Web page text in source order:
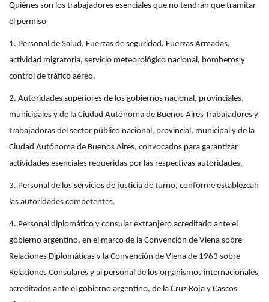
Quiénes son los trabajadores esenciales que no tendrán que tramitar
el permiso
1. Personal de Salud, Fuerzas de seguridad, Fuerzas Armadas,
actividad migratoria, servicio meteorológico nacional, bomberos y
control de tráfico aéreo.
2. Autoridades superiores de los gobiernos nacional, provinciales,
municipales y de la Ciudad Autónoma de Buenos Aires Trabajadores y
trabajadoras del sector público nacional, provincial, municipal y de la
Ciudad Autónoma de Buenos Aires, convocados para garantizar
actividades esenciales requeridas por las respectivas autoridades.
3. Personal de los servicios de justicia de turno, conforme establezcan
las autoridades competentes.
4. Personal diplomático y consular extranjero acreditado ante el
gobierno argentino, en el marco de la Convención de Viena sobre
Relaciones Diplomáticas y la Convención de Viena de 1963 sobre
Relaciones Consulares y al personal de los organismos internacionales
acreditados ante el gobierno argentino, de la Cruz Roja y Cascos